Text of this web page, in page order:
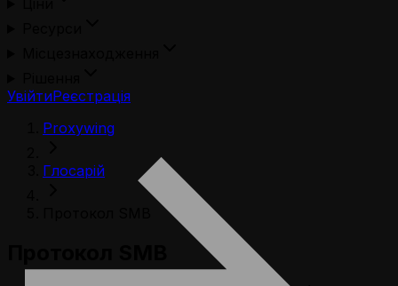
УвійтиРеєстрація
Proxywing
Глосарій